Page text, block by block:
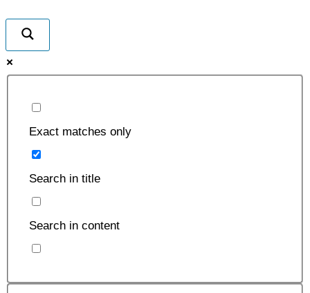
Exact matches only
Search in title
Search in content